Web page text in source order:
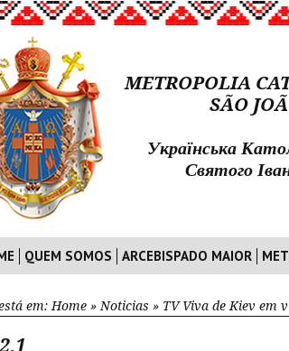
METROPOLIA
SÃO
Українська
Святого
QUEM SOMOS ARCEBISPADO MAIOR
em: Home » Noticias » TV Viva de Kiev em
2.1